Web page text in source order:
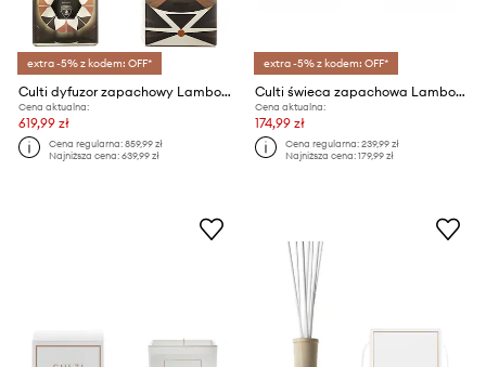
extra -5% z kodem: OFF*
Culti dyfuzor zapachowy Lamborghini Limited Edition 1000 ml
Cena aktualna:
619,99 zł
Cena regularna:859,99 zł
Najniższa cena:639,99 zł
extra -5% z kodem: OFF*
Culti świeca zapachowa Lamborghini Grigio Vulcano 210 g
Cena aktualna:
174,99 zł
Cena regularna:239,99 zł
Najniższa cena:179,99 zł